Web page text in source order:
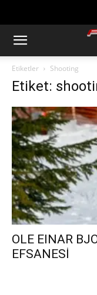
Etiketler Shooting
Etiket:
OLE EINAR
EFSANESİ